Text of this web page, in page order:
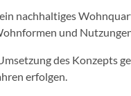
nachhaltiges
und
des Konzepts
erfolgen.